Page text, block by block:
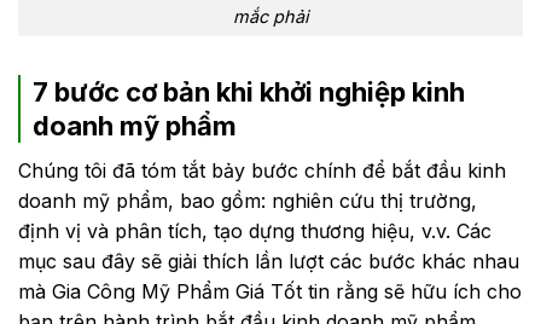
mắc phải
7 bước cơ bản khi khởi nghiệp kinh
doanh mỹ phẩm
Chúng tôi đã tóm tắt bảy bước chính để bắt đầu kinh
doanh mỹ phẩm, bao gồm: nghiên cứu thị trường,
định vị và phân tích, tạo dựng thương hiệu, v.v. Các
mục sau đây sẽ giải thích lần lượt các bước khác nhau
mà Gia Công Mỹ Phẩm Giá Tốt tin rằng sẽ hữu ích cho